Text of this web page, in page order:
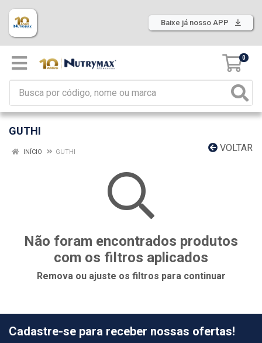
Baixe já nosso APP
0
GUTHI
VOLTAR
INÍCIO GUTHI
Não foram encontrados produtos
com os filtros aplicados
Remova ou ajuste os filtros para continuar
Cadastre-se para receber nossas ofertas!